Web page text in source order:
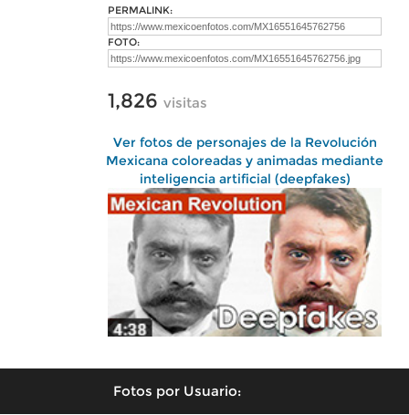
PERMALINK:
FOTO:
1,826 visitas
Ver fotos de personajes de la Revolución
Mexicana coloreadas y animadas mediante
inteligencia artificial (deepfakes)
Fotos por Usuario: